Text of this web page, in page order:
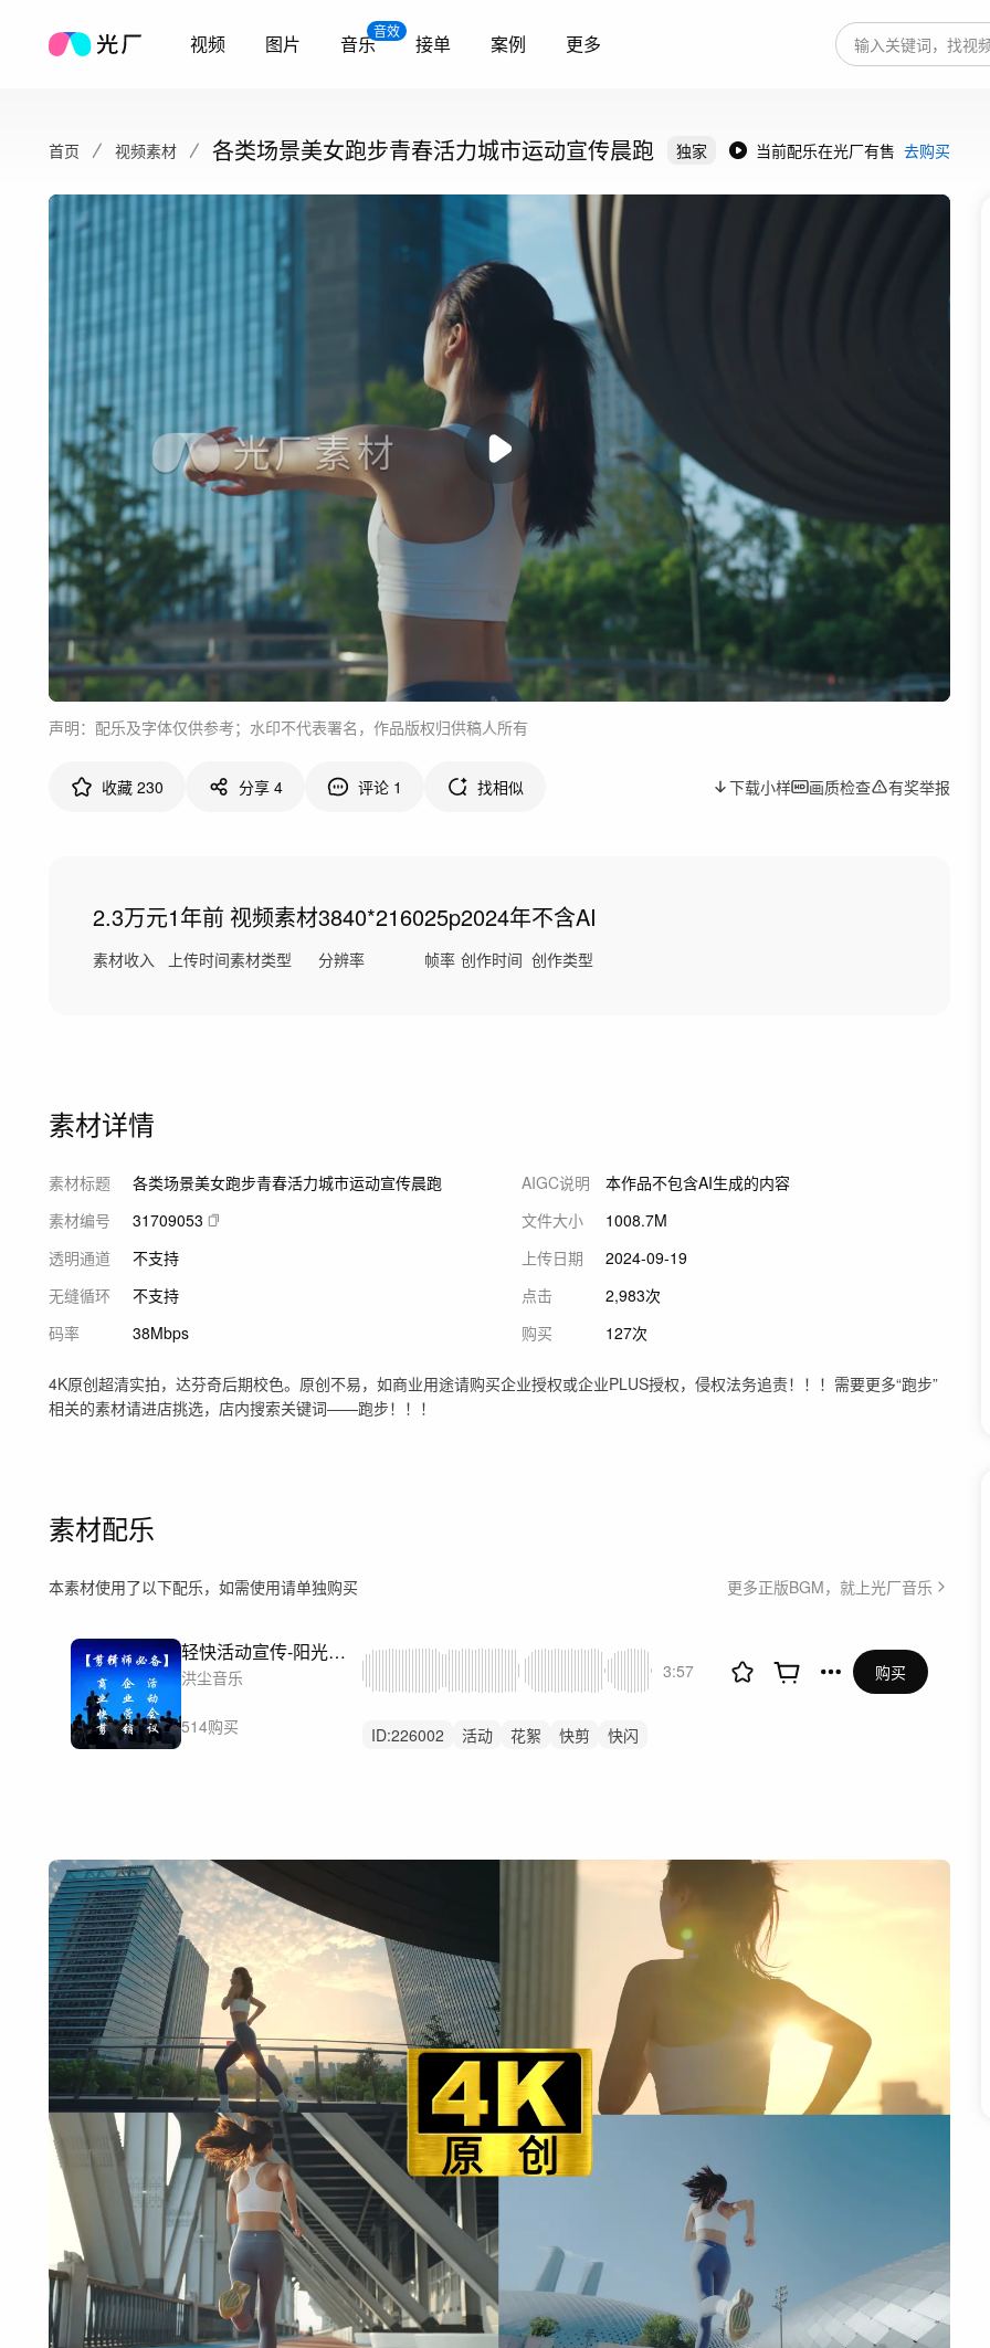
视频 图片
音效
音乐 接单 案例 更多
首页 视频素材 各类场景美女跑步青春活力城市运动宣传晨跑 独家 当前配乐在光厂有售 去购买
声明：配乐及字体仅供参考；水印不代表署名，作品版权归供稿人所有
收藏 230 分享 4 评论 1 找相似 下载小样 画质检查 有奖举报
2.3万元
素材收入
1年前
上传时间
视频素材
素材类型
3840*2160
分辨率
25p
帧率
2024年
创作时间
不含AI
创作类型
素材详情
素材标题
各类场景美女跑步青春活力城市运动宣传晨跑
素材编号
31709053
透明通道
不支持
无缝循环
不支持
码率
38Mbps
AIGC说明
本作品不包含AI生成的内容
文件大小
1008.7M
上传日期
2024-09-19
点击
2,983次
购买
127次
4K原创超清实拍，达芬奇后期校色。原创不易，如商业用途请购买企业授权或企业PLUS授权，侵权法务追责！！！需要更多“跑步”
相关的素材请进店挑选，店内搜索关键词——跑步！！！
素材配乐
本素材使用了以下配乐，如需使用请单独购买 更多正版BGM，就上光厂音乐
轻快活动宣传-阳光自信（2分钟、1分钟、30s）（剪辑师必备）
洪尘音乐
514购买
3:57
ID:226002 活动 花絮 快剪
快闪
购买